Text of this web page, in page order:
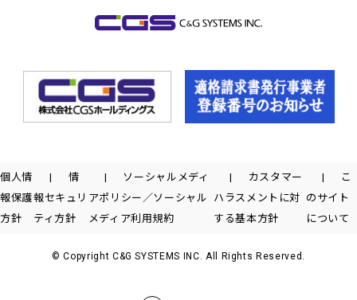
個人情
報保護
方針
情
報セキュリ
ティ方針
ソーシャルメディ
アポリシー／ソーシャル
メディア利用規約
カスタマー
ハラスメントに対
する基本方針
こ
のサイト
について
© Copyright C&G SYSTEMS INC. All Rights Reserved.